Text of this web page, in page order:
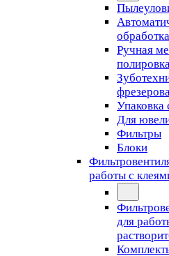
обработка
Ручная
Упаковка
Для
Фильтры
Блоки
работы с
для